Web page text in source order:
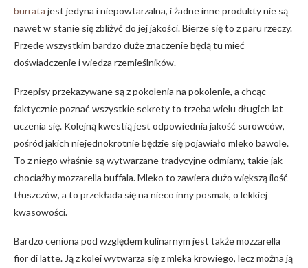
burrata jest jedyna i niepowtarzalna, i żadne inne produkty nie są
nawet w stanie się zbliżyć do jej jakości. Bierze się to z paru rzeczy.
Przede wszystkim bardzo duże znaczenie będą tu mieć
doświadczenie i wiedza rzemieślników.
Przepisy przekazywane są z pokolenia na pokolenie, a chcąc
faktycznie poznać wszystkie sekrety to trzeba wielu długich lat
uczenia się. Kolejną kwestią jest odpowiednia jakość surowców,
pośród jakich niejednokrotnie będzie się pojawiało mleko bawole.
To z niego właśnie są wytwarzane tradycyjne odmiany, takie jak
chociażby mozzarella buffala. Mleko to zawiera dużo większą ilość
tłuszczów, a to przekłada się na nieco inny posmak, o lekkiej
kwasowości.
Bardzo ceniona pod względem kulinarnym jest także mozzarella
fior di latte. Ją z kolei wytwarza się z mleka krowiego, lecz można ją